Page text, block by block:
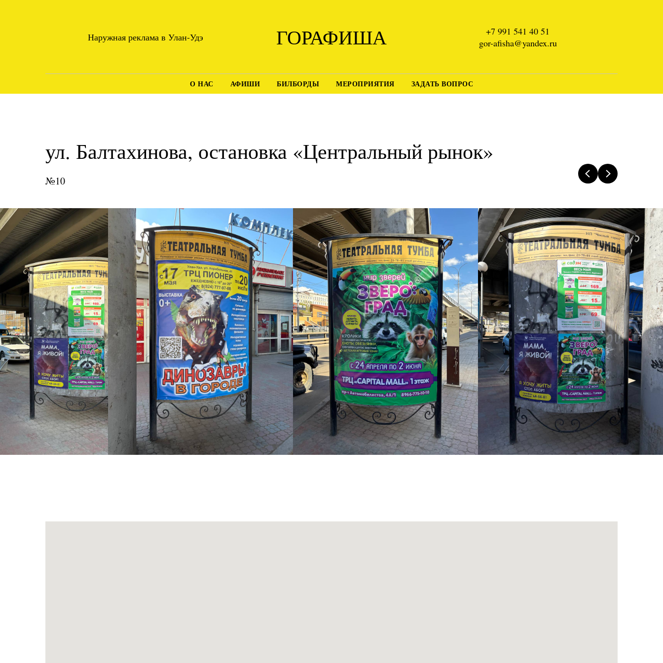
ГОРАФИША
Наружная реклама в Улан-Удэ
+7 991 541 40 51
gor-afisha@yandex.ru
О НАС АФИШИ БИЛБОРДЫ МЕРОПРИЯТИЯ ЗАДАТЬ ВОПРОС
ул. Балтахинова, остановка «Центральный рынок»
№10